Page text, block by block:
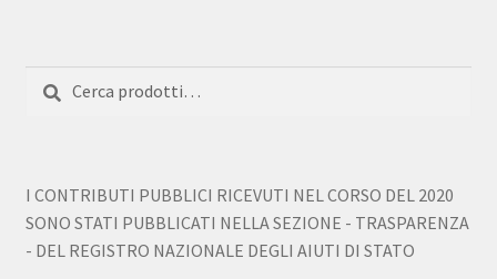
Cerca:
Cerca
I CONTRIBUTI PUBBLICI RICEVUTI NEL CORSO DEL 2020
SONO STATI PUBBLICATI NELLA SEZIONE - TRASPARENZA
- DEL REGISTRO NAZIONALE DEGLI AIUTI DI STATO